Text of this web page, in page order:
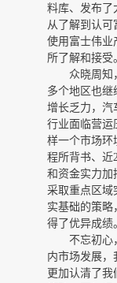
料库、发布了
从了解到认可
使用富士伟业
所了解和接受
众晓周知
多个地区也继
增长乏力，汽
行业面临营运
样一个市场环
程所背书、近
和资金实力加
采取重点区域
实基础的策略
得了优异成绩
不忘初心
内市场发展，
更加认清了